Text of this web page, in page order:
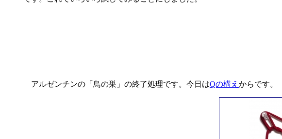
アルゼンチンの「鳥の巣」の終了処理です。今日はQの構え からです。